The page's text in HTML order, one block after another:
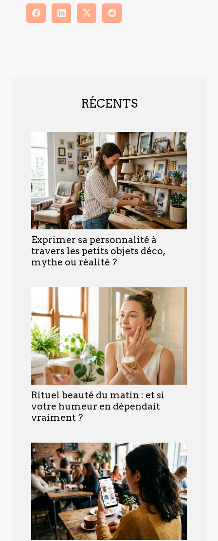
RÉCENTS
Exprimer sa personnalité à
travers les petits objets déco,
mythe ou réalité ?
Rituel beauté du matin : et si
votre humeur en dépendait
vraiment ?